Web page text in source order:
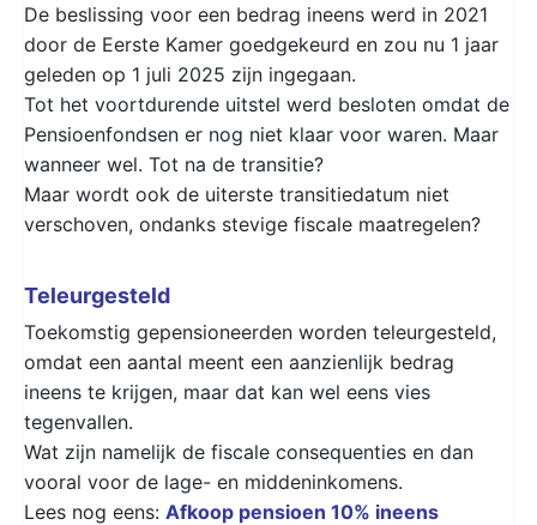
De beslissing voor een bedrag ineens werd in 2021
door de Eerste Kamer goedgekeurd en zou nu 1 jaar
geleden op 1 juli 2025 zijn ingegaan.
Tot het voortdurende uitstel werd besloten omdat de
Pensioenfondsen er nog niet klaar voor waren. Maar
wanneer wel. Tot na de transitie?
Maar wordt ook de uiterste transitiedatum niet
verschoven, ondanks stevige fiscale maatregelen?
Teleurgesteld
Toekomstig gepensioneerden worden teleurgesteld,
omdat een aantal meent een aanzienlijk bedrag
ineens te krijgen, maar dat kan wel eens vies
tegenvallen.
Wat zijn namelijk de fiscale consequenties en dan
vooral voor de lage- en middeninkomens.
Lees nog eens: Afkoop pensioen 10% ineens